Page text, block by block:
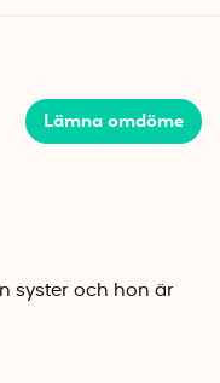
svampen blir
på 40° C eller 60°
Lämna omdöme
syster och hon är